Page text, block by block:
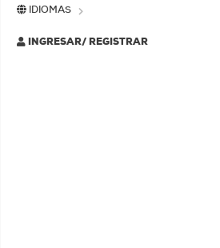
IDIOMAS
INGRESAR/ REGISTRAR